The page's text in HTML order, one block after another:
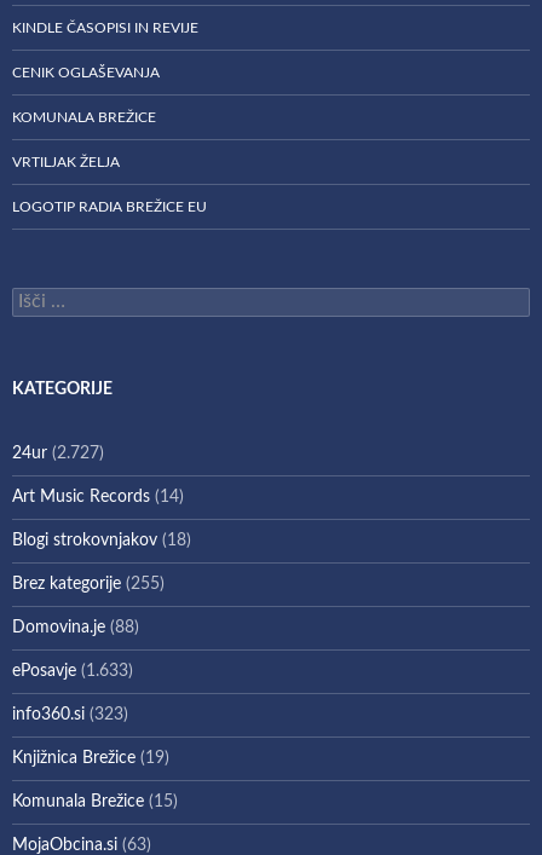
KINDLE ČASOPISI IN REVIJE
CENIK OGLAŠEVANJA
KOMUNALA BREŽICE
VRTILJAK ŽELJA
LOGOTIP RADIA BREŽICE EU
Išči:
KATEGORIJE
24ur (2.727)
Art Music Records (14)
Blogi strokovnjakov (18)
Brez kategorije (255)
Domovina.je (88)
ePosavje (1.633)
info360.si (323)
Knjižnica Brežice (19)
Komunala Brežice (15)
MojaObcina.si (63)